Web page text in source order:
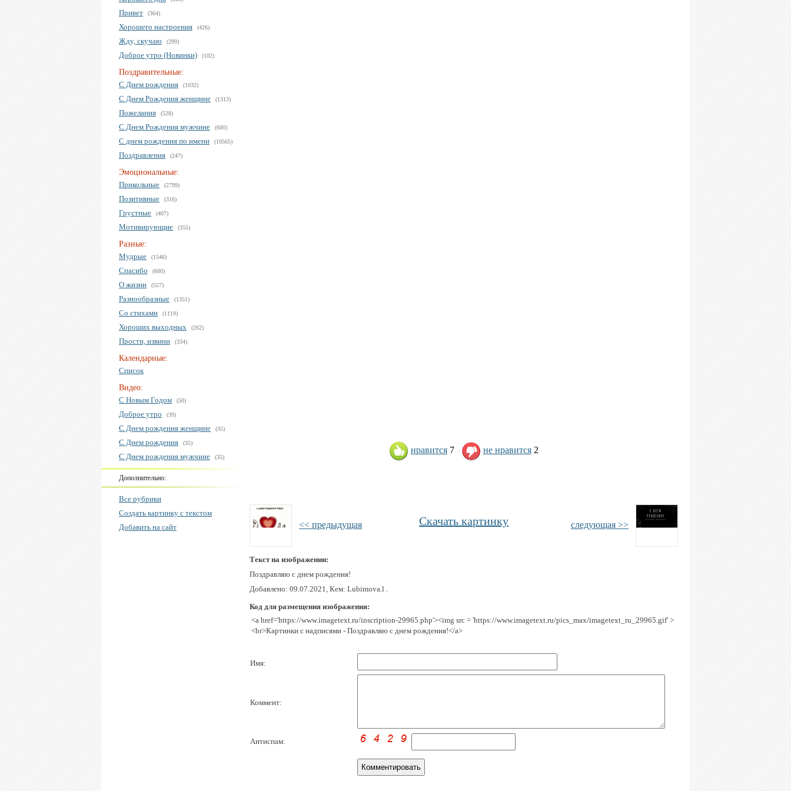
Привет (364)
Хорошего настроения (426)
Жду, скучаю (299)
Доброе утро (Новинки) (102)
Поздравительные:
С Днем рождения
(1032)
С Днем Рождения женщине (1313)
Пожелания (528)
С Днем Рождения мужчине (600)
С днем рождения по имени (10565)
Поздравления (247)
Эмоциональные:
Прикольные
(2799)
Позитивные (316)
Грустные (407)
Мотивирующие (355)
Разные:
Мудрые
(1546)
Спасибо (600)
О жизни (557)
Разнообразные (1351)
Со стихами (1119)
Хороших выходных (262)
Прости, извини (334)
Календарные:
Список
Видео:
С Новым Годом
(50)
Доброе утро (39)
С Днем рождения женщине (35)
С Днем рождения (35)
С Днем рождения мужчине (35)
Дополнительно:
Все рубрики
Создать картинку с текстом
Добавить на сайт
нравится 7 не нравится 2
<< предыдущая следующая >>
Скачать картинку
Текст на изображении:
Поздравляю с днем рождения!
Добавлено: 09.07.2021, Кем: Lubimova.l .
Код для размещения изображения:
<a href='https://www.imagetext.ru/inscription-29965.php'><img src = 'https://www.imagetext.ru/pics_max/imagetext_ru_29965.gif' >
<br>Картинки с надписями - Поздравляю с днем рождения!</a>
Имя:
Коммент:
Антиспам: